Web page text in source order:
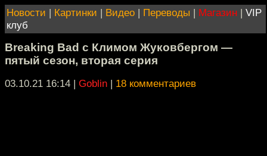
Новости | Картинки | Видео | Переводы | Магазин | VIP
клуб
Breaking Bad с Климом Жуковбергом —
пятый сезон, вторая серия
03.10.21 16:14 | Goblin | 18 комментариев